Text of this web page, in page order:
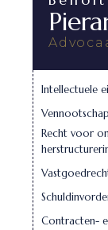
Intellectuele
Recht voor
Contracten-